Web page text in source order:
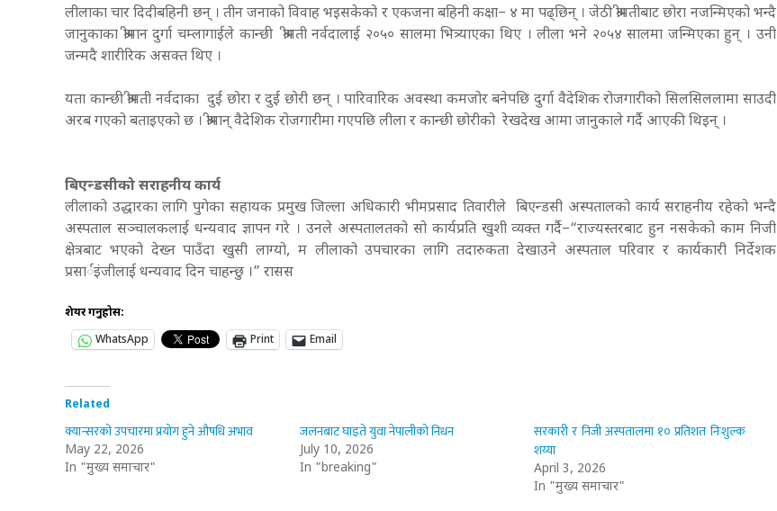
लीलाका चार दिदीबहिनी छन् । तीन जनाको विवाह भइसकेको र एकजना बहिनी कक्षा– ४ मा पढ्छिन् । जेठी श्रीमतीबाट छोरा नजन्मिएको भन्दै
जानुकाका श्रीमान दुर्गा चम्लागाईले कान्छी श्रीमती नर्वदालाई २०५० सालमा भित्र्याएका थिए । लीला भने २०५४ सालमा जन्मिएका हुन् । उनी
जन्मदै शारीरिक असक्त थिए ।
यता कान्छी श्रीमती नर्वदाका दुई छोरा र दुई छोरी छन् । पारिवारिक अवस्था कमजोर बनेपछि दुर्गा वैदेशिक रोजगारीको सिलसिललामा साउदी
अरब गएको बताइएको छ ।श्रीमान् वैदेशिक रोजगारीमा गएपछि लीला र कान्छी छोरीको रेखदेख आमा जानुकाले गर्दै आएकी थिइन् ।
बिएन्डसीको सराहनीय कार्य
लीलाको उद्धारका लागि पुगेका सहायक प्रमुख जिल्ला अधिकारी भीमप्रसाद तिवारीले बिएन्डसी अस्पतालको कार्य सराहनीय रहेको भन्दै
अस्पताल सञ्चालकलाई धन्यवाद ज्ञापन गरे । उनले अस्पतालतको सो कार्यप्रति खुशी व्यक्त गर्दै–“राज्यस्तरबाट हुन नसकेको काम निजी
क्षेत्रबाट भएको देख्न पाउँदा खुसी लाग्यो, म लीलाको उपचारका लागि तदारुकता देखाउने अस्पताल परिवार र कार्यकारी निर्देशक
प्रसार्इंजीलाई धन्यवाद दिन चाहन्छु ।” रासस
शेयर गर्नुहोस:
WhatsApp
Print Email
Related
क्यान्सरको उपचारमा प्रयोग हुने औषधि अभाव
May 22, 2026
In "मुख्य समाचार"
जलनबाट घाइते युवा नेपालीको निधन
July 10, 2026
In "breaking"
सरकारी र निजी अस्पतालमा १० प्रतिशत निःशुल्क
शय्या
April 3, 2026
In "मुख्य समाचार"